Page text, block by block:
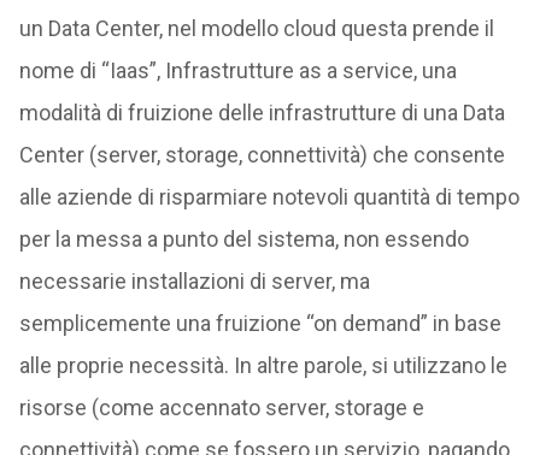
un Data Center, nel modello cloud questa prende il
nome di “Iaas”, Infrastrutture as a service, una
modalità di fruizione delle infrastrutture di una Data
Center (server, storage, connettività) che consente
alle aziende di risparmiare notevoli quantità di tempo
per la messa a punto del sistema, non essendo
necessarie installazioni di server, ma
semplicemente una fruizione “on demand” in base
alle proprie necessità. In altre parole, si utilizzano le
risorse (come accennato server, storage e
connettività) come se fossero un servizio, pagando